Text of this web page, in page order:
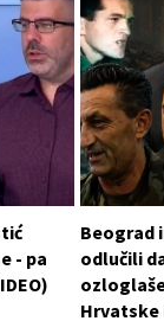
- pa
Beograd
odlučili
Hrvatske